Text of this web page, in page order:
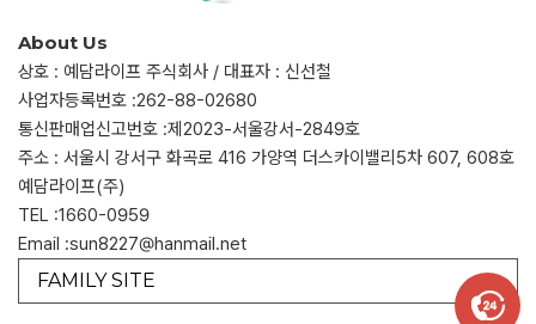
About Us
상호 : 예담라이프 주식회사 / 대표자 : 신선철
사업자등록번호 :262-88-02680
통신판매업신고번호 :제2023-서울강서-2849호
주소 : 서울시 강서구 화곡로 416 가양역 더스카이밸리5차 607, 608호
예담라이프(주)
TEL :1660-0959
Email :sun8227@hanmail.net
FAMILY SITE